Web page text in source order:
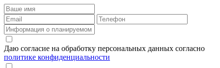
Даю согласие на обработку персональных данных согласно
политике конфиденциальности